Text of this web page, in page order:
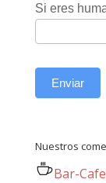
Si eres
Enviar
Nuestros
Bar-